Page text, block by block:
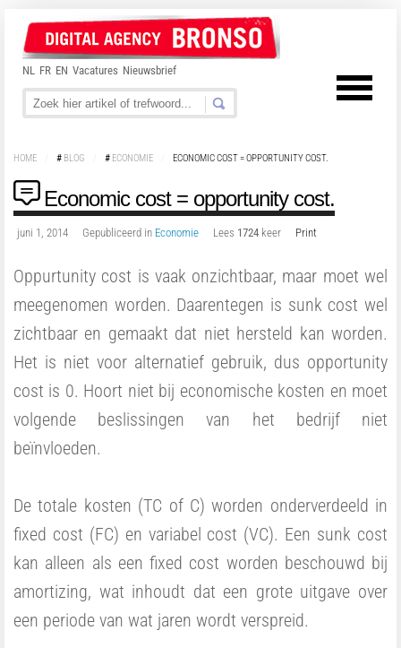
NL FR EN Vacatures Nieuwsbrief
HOME # BLOG # ECONOMIE ECONOMIC COST = OPPORTUNITY COST.
Economic cost = opportunity cost.
juni 1, 2014 Gepubliceerd in Economie Lees 1724 keer Print
Oppurtunity cost is vaak onzichtbaar, maar moet wel
meegenomen worden. Daarentegen is sunk cost wel
zichtbaar en gemaakt dat niet hersteld kan worden.
Het is niet voor alternatief gebruik, dus opportunity
cost is 0. Hoort niet bij economische kosten en moet
volgende beslissingen van het bedrijf niet
beïnvloeden.
De totale kosten (TC of C) worden onderverdeeld in
fixed cost (FC) en variabel cost (VC). Een sunk cost
kan alleen als een fixed cost worden beschouwd bij
amortizing, wat inhoudt dat een grote uitgave over
een periode van wat jaren wordt verspreid.